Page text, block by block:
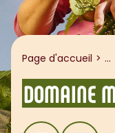
Page d'accueil ...
DOMAINE